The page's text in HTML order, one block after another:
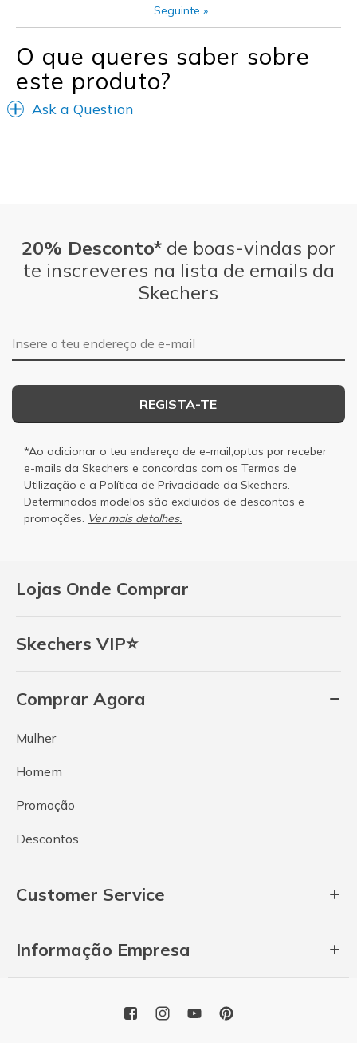
Seguinte »
O que queres saber sobre
este produto?
Ask a Question
Lojas Onde Comprar
Skechers VIP⭐
Comprar Agora
Mulher
Homem
Promoção
Descontos
Customer Service
Informação Empresa
20% Desconto*de boas-vindas por
te inscreveres na lista de emails da
Skechers
Endereço de e-mail
REGISTA-TE
*Ao adicionar o teu endereço de e-mail,optas por receber
e-mails da Skechers e concordas com os Termos de
Utilização e a Política de Privacidade da Skechers.
Determinados modelos são excluidos de descontos e
promoções. Ver mais detalhes.